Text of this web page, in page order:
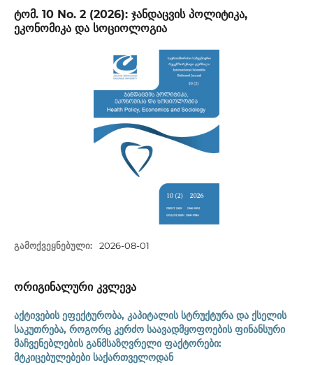
ტომ. 10 No. 2 (2026): ჯანდაცვის პოლიტიკა,
ეკონომიკა და სოციოლოგია
ᲒᲐᲛᲝᲥᲕᲔᲧᲜᲔᲑᲣᲚᲘ: 2026-08-01
ორიგინალური კვლევა
აქტივების ეფექტურობა, კაპიტალის სტრუქტურა და ქსელის
საკუთრება, როგორც კერძო საავადმყოფოების ფინანსური
მაჩვენებლების განმსაზღვრელი ფაქტორები:
მტკიცებულებები საქართველოდან